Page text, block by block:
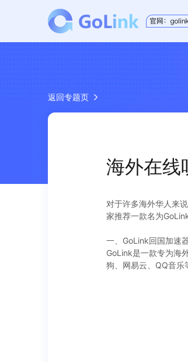
返回专题页
海外在线
对于许多海外华人来
家推荐一款名为
一、GoLink回国加速
GoLink是一款专为海
狗、网易云、QQ音乐